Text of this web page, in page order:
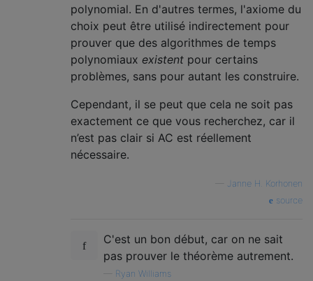
polynomial. En d'autres termes, l'axiome du
choix peut être utilisé indirectement pour
prouver que des algorithmes de temps
polynomiaux existent pour certains
problèmes, sans pour autant les construire.
Cependant, il se peut que cela ne soit pas
exactement ce que vous recherchez, car il
n’est pas clair si AC est réellement
nécessaire.
Janne H. Korhonen
source
C'est un bon début, car on ne sait
pas prouver le théorème autrement.
Ryan Williams